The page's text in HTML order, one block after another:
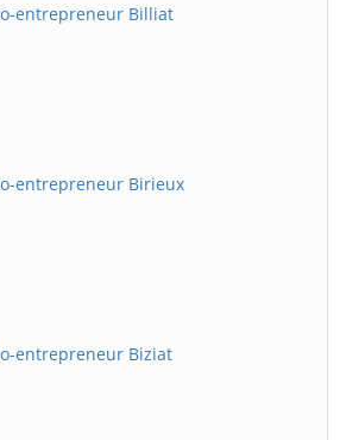
entrepreneur Billiat
entrepreneur Birieux
entrepreneur Biziat